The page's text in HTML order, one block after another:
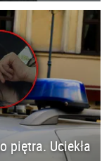
piętra. Uciekła